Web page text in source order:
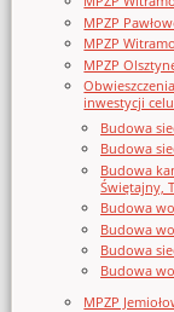
MPZP
MPZP
MPZP
inwestycji
Budowa
Budowa
Budowa
Świętajny,
Budowa
Budowa
Budowa
Budowa
MPZP